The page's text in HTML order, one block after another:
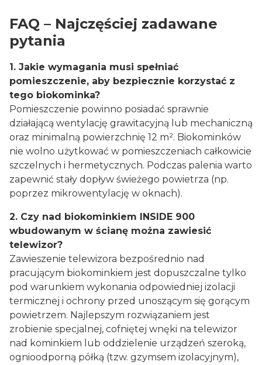
FAQ – Najczęściej zadawane
pytania
1. Jakie wymagania musi spełniać
pomieszczenie, aby bezpiecznie korzystać z
tego biokominka?
Pomieszczenie powinno posiadać sprawnie
działającą wentylację grawitacyjną lub mechaniczną
oraz minimalną powierzchnię 12 m². Biokominków
nie wolno użytkować w pomieszczeniach całkowicie
szczelnych i hermetycznych. Podczas palenia warto
zapewnić stały dopływ świeżego powietrza (np.
poprzez mikrowentylację w oknach).
2. Czy nad biokominkiem INSIDE 900
wbudowanym w ścianę można zawiesić
telewizor?
Zawieszenie telewizora bezpośrednio nad
pracującym biokominkiem jest dopuszczalne tylko
pod warunkiem wykonania odpowiedniej izolacji
termicznej i ochrony przed unoszącym się gorącym
powietrzem. Najlepszym rozwiązaniem jest
zrobienie specjalnej, cofniętej wnęki na telewizor
nad kominkiem lub oddzielenie urządzeń szeroką,
ognioodporną półką (tzw. gzymsem izolacyjnym),